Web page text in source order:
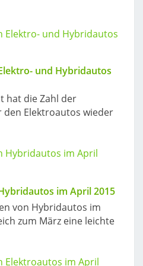
und Hybridautos
hat die Zahl der
den Elektroautos wieder
im April 2015
von Hybridautos im
zum März eine leichte